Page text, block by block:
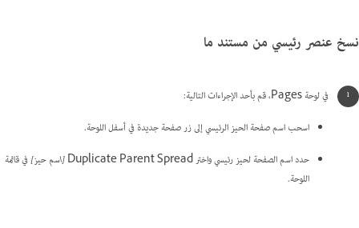
نسخ عنصر رئيسي من مستند ما
في لوحة Pages، قم بأحد الإجراءات التالية:
اسحب اسم صفحة الحيز الرئيسي إلى زر صفحة جديدة في أسفل اللوحة.
حدد اسم الصفحة لحيز رئيسي واختر Duplicate Parent Spread
[اسم حيز]في قائمة
اللوحة.